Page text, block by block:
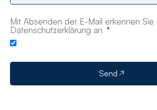
Mit Absenden der E-Mail erkennen Sie
Datenschutzerklärung an
Send